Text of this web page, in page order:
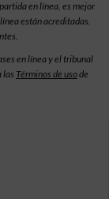
en línea, es mejor
están acreditadas.
en línea y el tribunal
las Términos de usode